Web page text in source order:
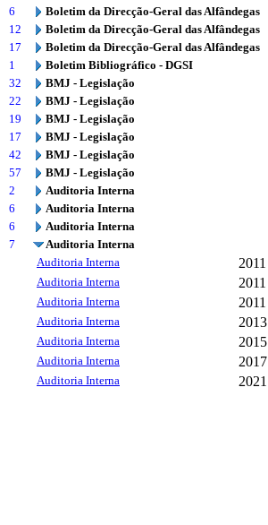
6
Boletim da Direcção-Geral das Alfândegas
12
Boletim da Direcção-Geral das Alfândegas
17
Boletim da Direcção-Geral das Alfândegas
1
Boletim Bibliográfico - DGSI
32
BMJ - Legislação
22
BMJ - Legislação
19
BMJ - Legislação
17
BMJ - Legislação
42
BMJ - Legislação
57
BMJ - Legislação
2
Auditoria Interna
6
Auditoria Interna
6
Auditoria Interna
7
Auditoria Interna
Auditoria Interna
2011
Auditoria Interna 2011
Auditoria Interna 2011
Auditoria Interna 2013
Auditoria Interna 2015
Auditoria Interna 2017
Auditoria Interna 2021